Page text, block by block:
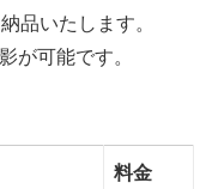
品いたします。
が可能です。
料金